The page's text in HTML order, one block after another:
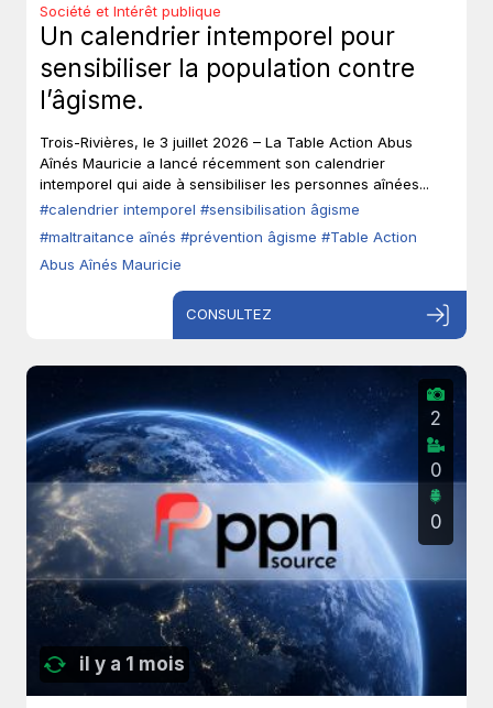
Société et Intérêt publique
Un calendrier intemporel pour
sensibiliser la population contre
l’âgisme.
Trois-Rivières, le 3 juillet 2026 – La Table Action Abus
Aînés Mauricie a lancé récemment son calendrier
intemporel qui aide à sensibiliser les personnes aînées...
#calendrier intemporel #sensibilisation âgisme
#maltraitance aînés #prévention âgisme #Table Action
Abus Aînés Mauricie
CONSULTEZ
il y a 1 mois
2
0
0